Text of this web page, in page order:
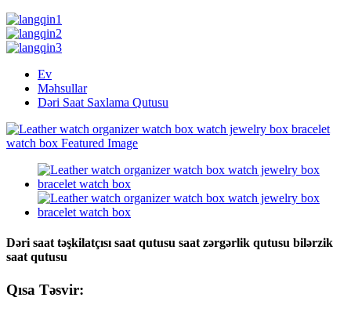
Ev
Məhsullar
Dəri Saat Saxlama Qutusu
Dəri saat təşkilatçısı saat qutusu saat zərgərlik qutusu bilərzik
saat qutusu
Qısa Təsvir: